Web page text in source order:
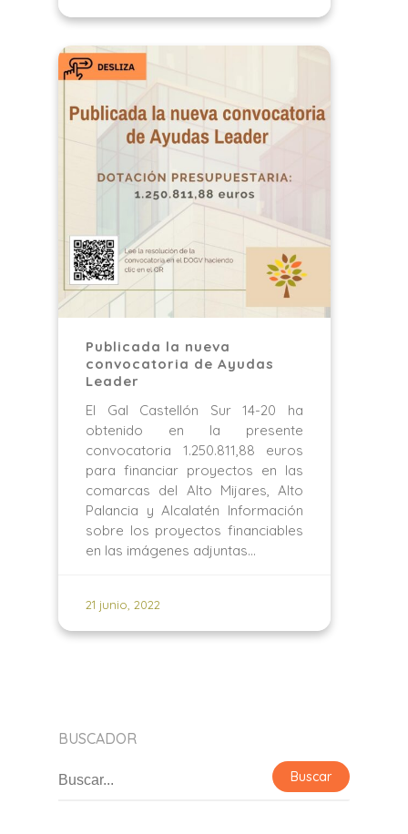
Publicada la nueva
convocatoria de Ayudas
Leader
El Gal Castellón Sur 14-20 ha
obtenido en la presente
convocatoria 1.250.811,88 euros
para financiar proyectos en las
comarcas del Alto Mijares, Alto
Palancia y Alcalatén Información
sobre los proyectos financiables
en las imágenes adjuntas…
21 junio, 2022
BUSCADOR